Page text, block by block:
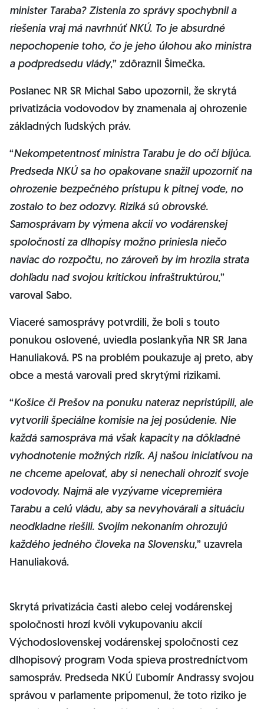
minister Taraba? Zistenia zo správy spochybnil a
riešenia vraj má navrhnúť NKÚ. To je absurdné
nepochopenie toho, čo je jeho úlohou ako ministra
a podpredsedu vlády,” zdôraznil Šimečka.
Poslanec NR SR Michal Sabo upozornil, že skrytá
privatizácia vodovodov by znamenala aj ohrozenie
základných ľudských práv.
“Nekompetentnosť ministra Tarabu je do očí bijúca.
Predseda NKÚ sa ho opakovane snažil upozorniť na
ohrozenie bezpečného prístupu k pitnej vode, no
zostalo to bez odozvy. Riziká sú obrovské.
Samosprávam by výmena akcií vo vodárenskej
spoločnosti za dlhopisy možno priniesla niečo
naviac do rozpočtu, no zároveň by im hrozila strata
dohľadu nad svojou kritickou infraštruktúrou,”
varoval Sabo.
Viaceré samosprávy potvrdili, že boli s touto
ponukou oslovené, uviedla poslankyňa NR SR Jana
Hanuliaková. PS na problém poukazuje aj preto, aby
obce a mestá varovali pred skrytými rizikami.
“Košice či Prešov na ponuku nateraz nepristúpili, ale
vytvorili špeciálne komisie na jej posúdenie. Nie
každá samospráva má však kapacity na dôkladné
vyhodnotenie možných rizík. Aj našou iniciatívou na
ne chceme apelovať, aby si nenechali ohroziť svoje
vodovody. Najmä ale vyzývame vicepremiéra
Tarabu a celú vládu, aby sa nevyhovárali a situáciu
neodkladne riešili. Svojím nekonaním ohrozujú
každého jedného človeka na Slovensku,” uzavrela
Hanuliaková.
Skrytá privatizácia časti alebo celej vodárenskej
spoločnosti hrozí kvôli vykupovaniu akcií
Východoslovenskej vodárenskej spoločnosti cez
dlhopisový program Voda spieva prostredníctvom
samospráv. Predseda NKÚ Ľubomír Andrassy svojou
správou v parlamente pripomenul, že toto riziko je